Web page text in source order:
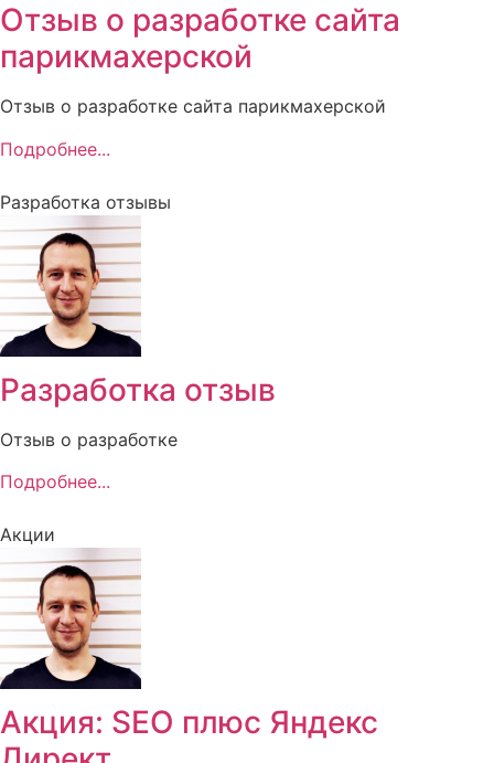
Отзыв о разработке сайта
парикмахерской
Отзыв о разработке сайта парикмахерской
Подробнее...
Разработка отзывы
Разработка отзыв
Отзыв о разработке
Подробнее...
Акции
Акция: SEO плюс Яндекс